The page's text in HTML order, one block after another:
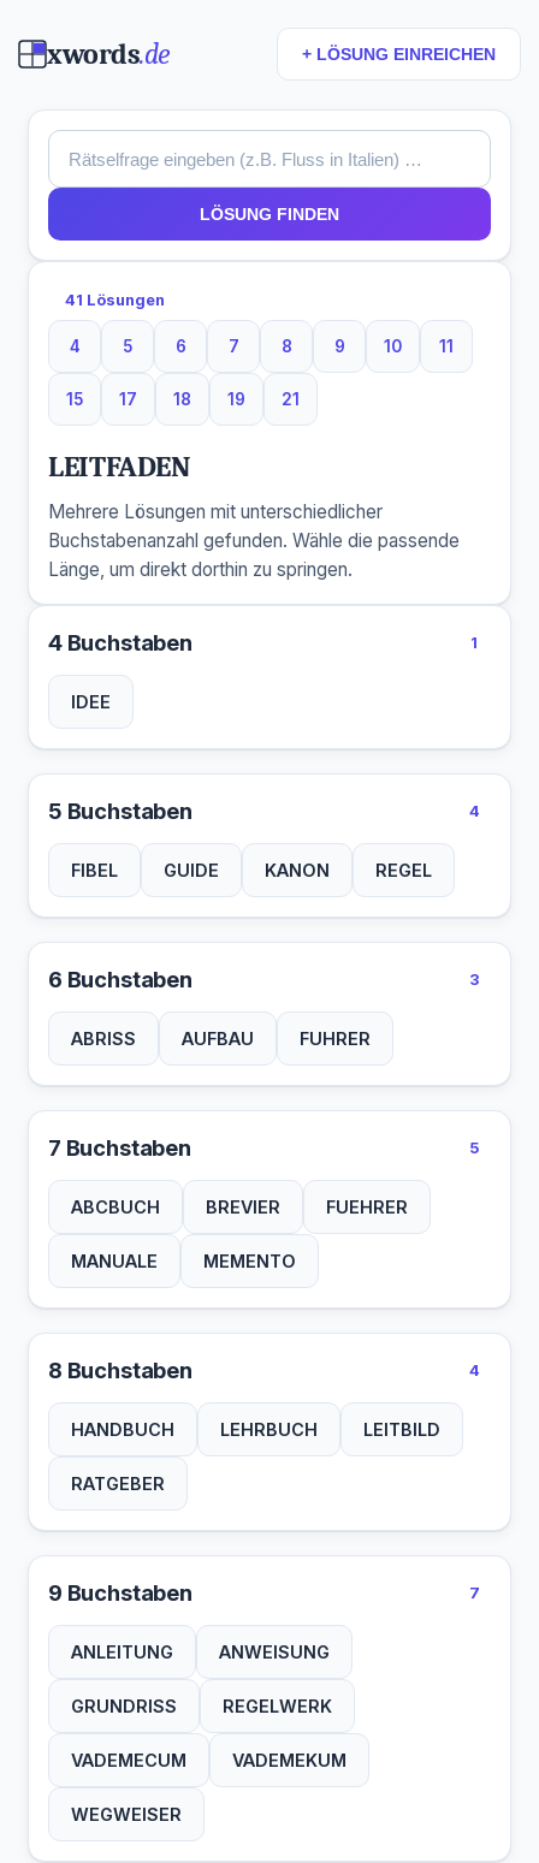
xwords.de + LÖSUNG EINREICHEN
LÖSUNG FINDEN
41 Lösungen
4
4 Buchstaben
5
5 Buchstaben
6
6 Buchstaben
7
7 Buchstaben
8
8 Buchstaben
9
9 Buchstaben
10
10 Buchstaben
11
11
15
15 Buchstaben
17
17 Buchstaben
18
18 Buchstaben
19
19 Buchstaben
21
21 Buchstaben
LEITFADEN
Mehrere Lösungen mit unterschiedlicher
Buchstabenanzahl gefunden. Wähle die passende
Länge, um direkt dorthin zu springen.
4 Buchstaben 1
IDEE
5 Buchstaben 4
FIBEL GUIDE KANON REGEL
6 Buchstaben 3
ABRISS AUFBAU FUHRER
7 Buchstaben 5
ABCBUCH BREVIER FUEHRER
MANUALE MEMENTO
8 Buchstaben 4
HANDBUCH LEHRBUCH LEITBILD
RATGEBER
9 Buchstaben 7
ANLEITUNG ANWEISUNG
GRUNDRISS REGELWERK
VADEMECUM VADEMEKUM
WEGWEISER